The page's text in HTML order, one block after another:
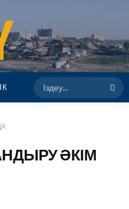
ӘКІМ